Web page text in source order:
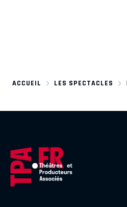
ACCUEIL LES SPECTACLES